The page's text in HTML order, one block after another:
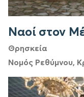
Ναοί στον
Θρησκεία
Νομός Ρεθύμνου,